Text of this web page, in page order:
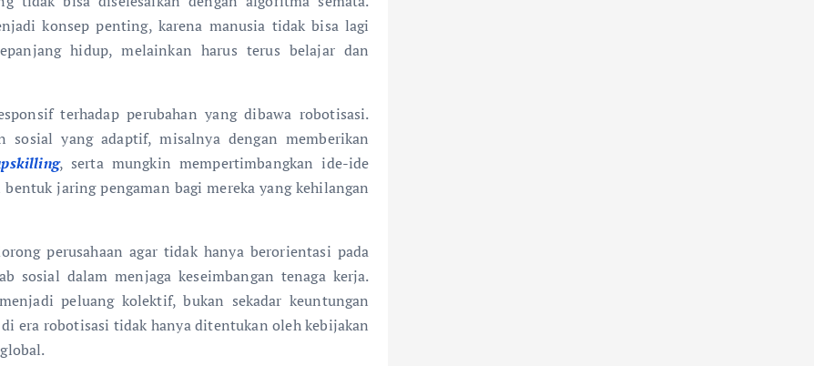
konsep penting, karena manusia tidak bisa lagi
hidup, melainkan harus terus belajar dan
terhadap perubahan yang dibawa robotisasi.
sosial yang adaptif, misalnya dengan memberikan
, serta mungkin mempertimbangkan ide-ide
bentuk jaring pengaman bagi mereka yang kehilangan
perusahaan agar tidak hanya berorientasi pada
sosial dalam menjaga keseimbangan tenaga kerja.
peluang kolektif, bukan sekadar keuntungan
era robotisasi tidak hanya ditentukan oleh kebijakan